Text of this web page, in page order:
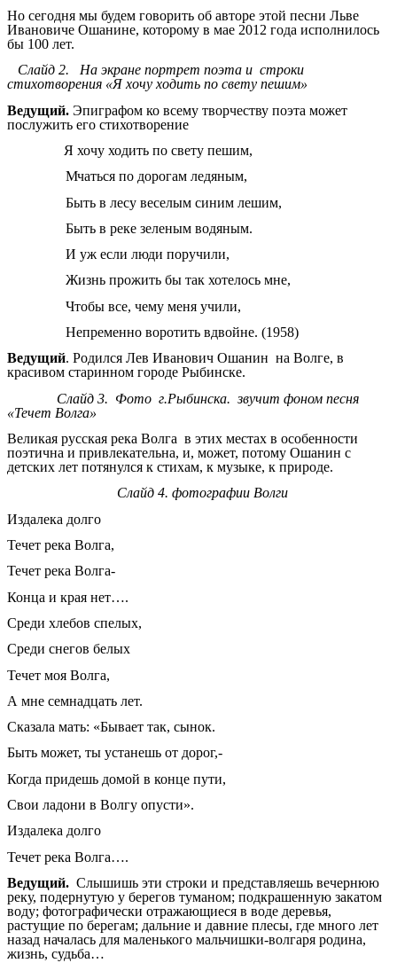
Но сегодня мы будем говорить об авторе этой песни Льве
Ивановиче Ошанине, которому в мае 2012 года исполнилось
бы 100 лет.
Слайд 2. На экране портрет поэта и строки
стихотворения «Я хочу ходить по свету пешим»
Ведущий. Эпиграфом ко всему творчеству поэта может
послужить его стихотворение
Я хочу ходить по свету пешим,
Мчаться по дорогам ледяным,
Быть в лесу веселым синим лешим,
Быть в реке зеленым водяным.
И уж если люди поручили,
Жизнь прожить бы так хотелось мне,
Чтобы все, чему меня учили,
Непременно воротить вдвойне. (1958)
Ведущий. Родился Лев Иванович Ошанин на Волге, в
красивом старинном городе Рыбинске.
Слайд 3. Фото г.Рыбинска. звучит фоном песня
«Течет Волга»
Великая русская река Волга в этих местах в особенности
поэтична и привлекательна, и, может, потому Ошанин с
детских лет потянулся к стихам, к музыке, к природе.
Слайд 4. фотографии Волги
Издалека долго
Течет река Волга,
Течет река Волга-
Конца и края нет….
Среди хлебов спелых,
Среди снегов белых
Течет моя Волга,
А мне семнадцать лет.
Сказала мать: «Бывает так, сынок.
Быть может, ты устанешь от дорог,-
Когда придешь домой в конце пути,
Свои ладони в Волгу опусти».
Издалека долго
Течет река Волга….
Ведущий. Слышишь эти строки и представляешь вечернюю
реку, подернутую у берегов туманом; подкрашенную закатом
воду; фотографически отражающиеся в воде деревья,
растущие по берегам; дальние и давние плесы, где много лет
назад началась для маленького мальчишки-волгаря родина,
жизнь, судьба…